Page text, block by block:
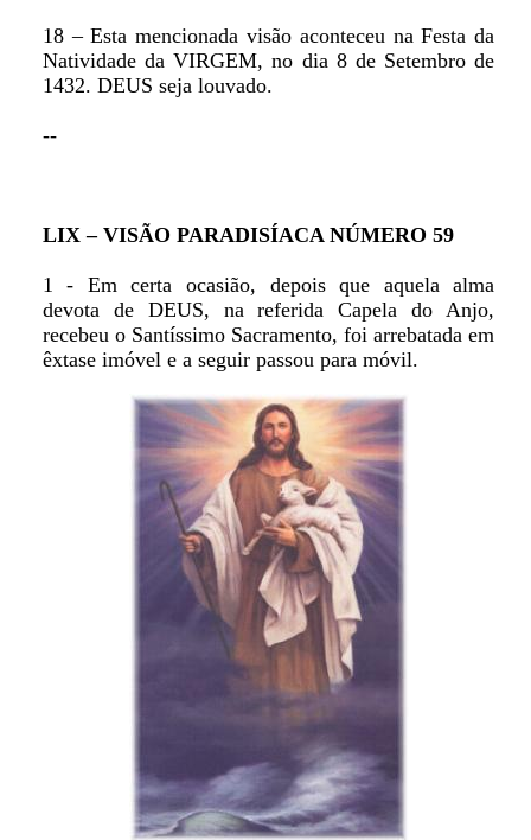
18 – Esta mencionada visão aconteceu na Festa da
Natividade da VIRGEM, no dia 8 de Setembro de
1432. DEUS seja louvado.
--
LIX – VISÃO PARADISÍACA NÚMERO 59
1 - Em certa ocasião, depois que aquela alma
devota de DEUS, na referida Capela do Anjo,
recebeu o Santíssimo Sacramento, foi arrebatada em
êxtase imóvel e a seguir passou para móvil.